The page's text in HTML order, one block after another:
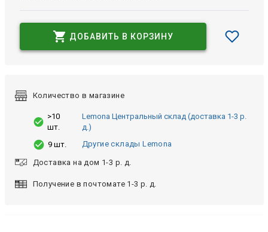
ДОБАВИТЬ В КОРЗИНУ
Количество в магазине
>10
шт.
Lemona Центральный склад (доставка 1-3 р.
д.)
9 шт.
Другие склады Lemona
Доставка на дом 1-3 р. д.
Получение в почтомате 1-3 р. д.